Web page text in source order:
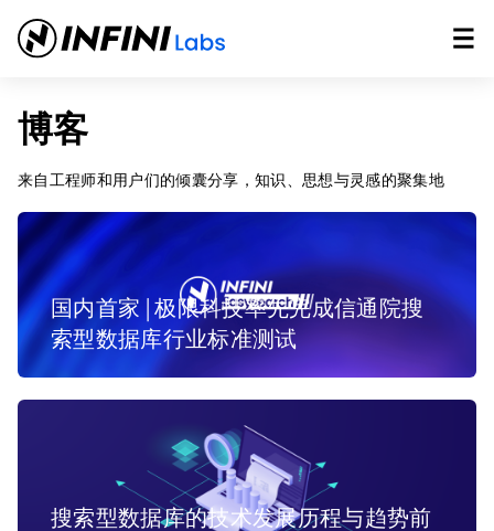
博客
来自工程师和用户们的倾囊分享，知识、思想与灵感的聚集地
国内首家 | 极限科技率先完成信通院搜
索型数据库行业标准测试
搜索型数据库的技术发展历程与趋势前